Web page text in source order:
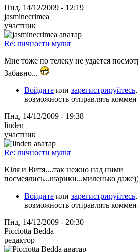
Пнд, 14/12/2009 - 12:19
jasminecrimea
участник
Re: личности мульт
Мне тоже по телеку не удается
Забавно...
Войдите или зарегистрируйтесь
возможность отправлять
Пнд, 14/12/2009 - 19:38
linden
участник
Re: личности мульт
Юля и Витя....так нежно над ними
посмеялись...шарики...миленько
Войдите или зарегистрируйтесь
возможность отправлять
Пнд, 14/12/2009 - 20:30
Picciotta Bedda
редактор